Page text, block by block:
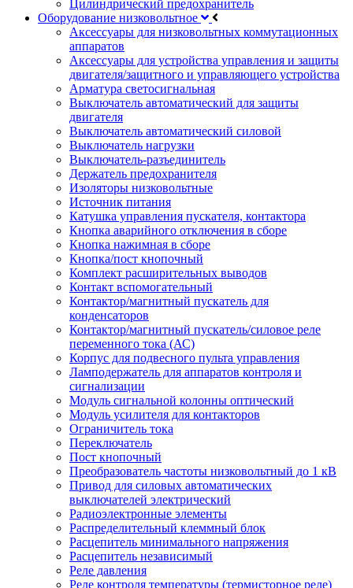
Цилиндрический предохранитель
Оборудование низковольтное
Аксессуары для низковольтных коммутационных
аппаратов
Аксессуары для устройства управления и защиты
двигателя/защитного и управляющего устройства
Арматура светосигнальная
Выключатель автоматический для защиты
двигателя
Выключатель автоматический силовой
Выключатель нагрузки
Выключатель-разъединитель
Держатель предохранителя
Изоляторы низковольтные
Источник питания
Катушка управления пускателя, контактора
Кнопка аварийного отключения в сборе
Кнопка нажимная в сборе
Кнопка/пост кнопочный
Комплект расширительных выводов
Контакт вспомогательный
Контактор/магнитный пускатель для
конденсаторов
Контактор/магнитный пускатель/силовое реле
переменного тока (АС)
Корпус для подвесного пульта управления
Ламподержатель для аппаратов контроля и
сигнализации
Модуль сигнальной колонны оптический
Модуль усилителя для контакторов
Ограничитель тока
Переключатель
Пост кнопочный
Преобразователь частоты низковольтный до 1 кВ
Привод для силовых автоматических
выключателей электрический
Радиоэлектронные элементы
Распределительный клеммный блок
Расцепитель минимального напряжения
Расцепитель независимый
Реле давления
Реле контроля температуры (термисторное реле)